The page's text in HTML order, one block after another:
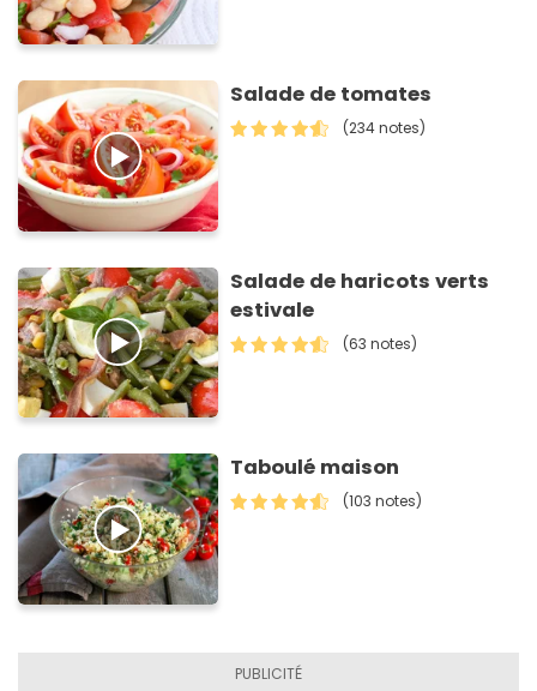
Salade de tomates
(234 notes)
Salade de haricots verts
estivale
(63 notes)
Taboulé maison
(103 notes)